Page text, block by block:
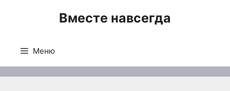
Вместе навсегда
Меню